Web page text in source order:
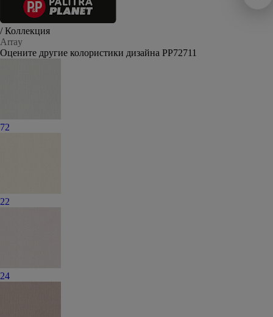
/ Коллекция
Array
Оцените другие колористики дизайна PP72711
72
22
24